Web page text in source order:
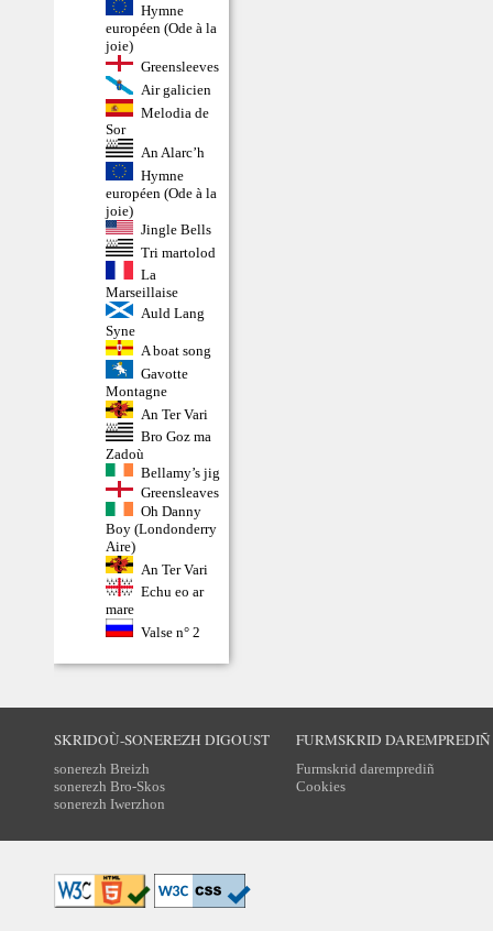
Hymne
européen (Ode à la
joie)
Greensleeves
Air galicien
Melodia de
Sor
An Alarc’h
Hymne
européen (Ode à la
joie)
Jingle Bells
Tri martolod
La
Marseillaise
Auld Lang
Syne
A boat song
Gavotte
Montagne
An Ter Vari
Bro Goz ma
Zadoù
Bellamy’s jig
Greensleaves
Oh Danny
Boy (Londonderry
Aire)
An Ter Vari
Echu eo ar
mare
Valse n° 2
SKRIDOÙ-SONEREZH DIGOUST
sonerezh Breizh
sonerezh Bro-Skos
sonerezh Iwerzhon
FURMSKRID DAREMPREDIÑ
Furmskrid daremprediñ
Cookies